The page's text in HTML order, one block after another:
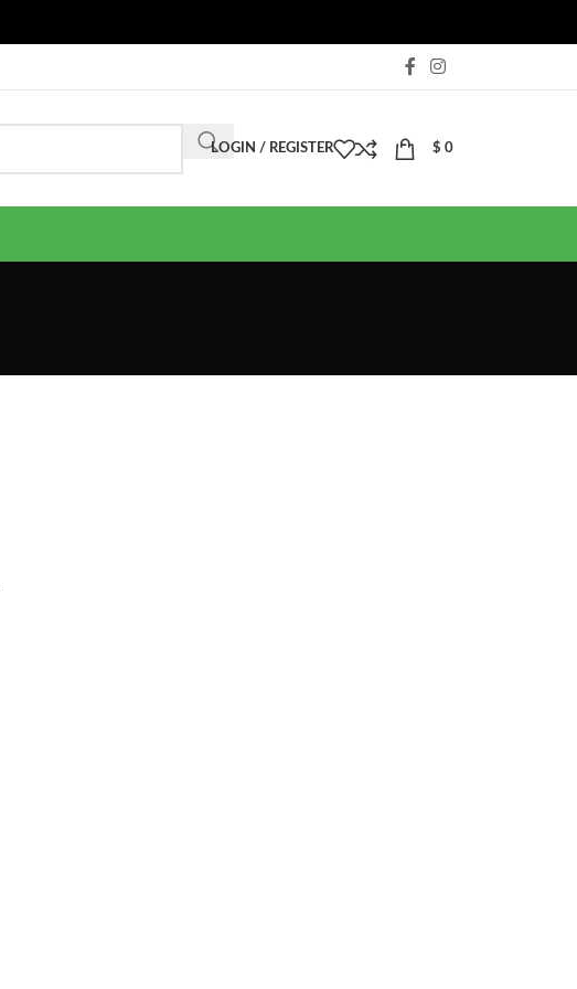
LOGIN / REGISTER $ 0